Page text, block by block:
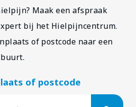
Maak een afspraak
bij het Hielpijncentrum.
of postcode naar een
of postcode